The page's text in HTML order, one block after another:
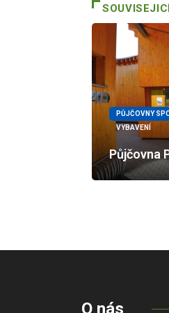
PŮJČOVNY
VYBAVENÍ
Půjčovna
O nás